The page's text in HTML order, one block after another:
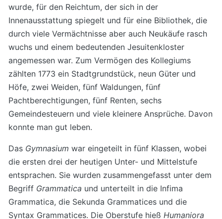
wurde, für den Reichtum, der sich in der
Innenausstattung spiegelt und für eine Bibliothek, die
durch viele Vermächtnisse aber auch Neukäufe rasch
wuchs und einem bedeutenden Jesuitenkloster
angemessen war. Zum Vermögen des Kollegiums
zählten 1773 ein Stadtgrundstück, neun Güter und
Höfe, zwei Weiden, fünf Waldungen, fünf
Pachtberechtigungen, fünf Renten, sechs
Gemeindesteuern und viele kleinere Ansprüche. Davon
konnte man gut leben.
Das Gymnasium war eingeteilt in fünf Klassen, wobei
die ersten drei der heutigen Unter- und Mittelstufe
entsprachen. Sie wurden zusammengefasst unter dem
Begriff Grammatica und unterteilt in die Infima
Grammatica, die Sekunda Grammatices und die
Syntax Grammatices. Die Oberstufe hieß Humaniora